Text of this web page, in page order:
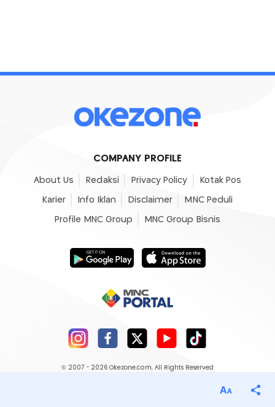
COMPANY PROFILE
About Us Redaksi Privacy Policy Kotak Pos
Karier Info Iklan Disclaimer MNC Peduli
Profile MNC Group MNC Group Bisnis
© 2007 - 2026 Okezone.com, All Rights Reserved